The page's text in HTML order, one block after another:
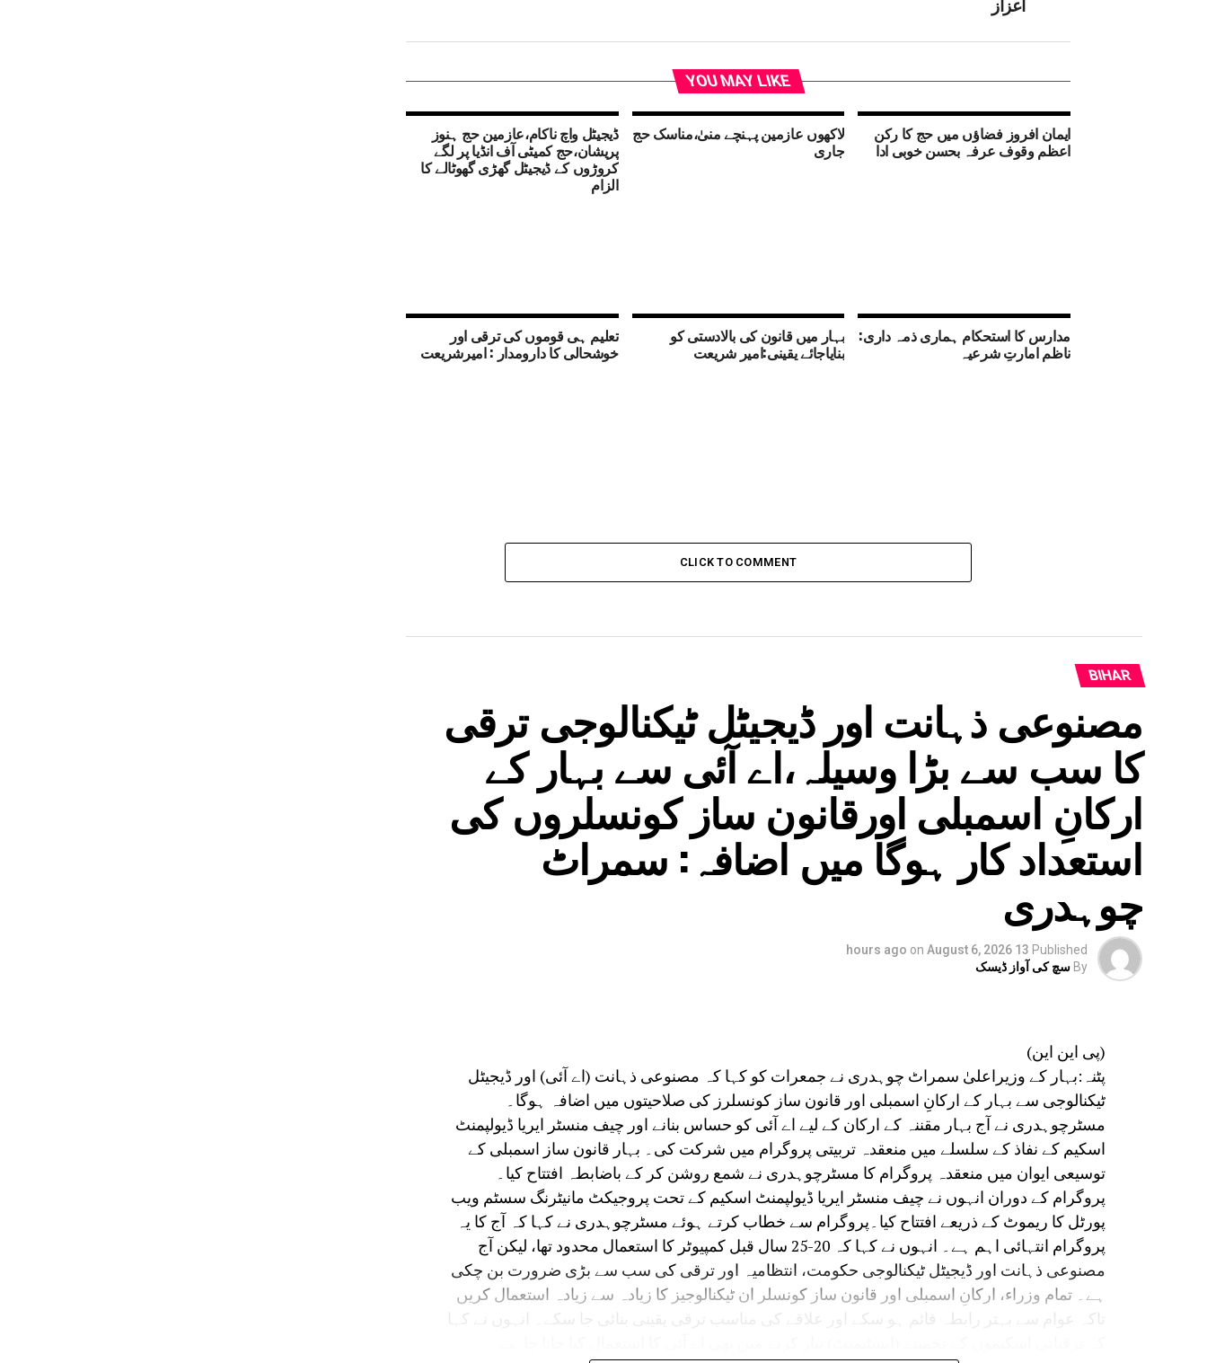
YOU MAY LIKE
ایمان افروز فضاؤں میں حج کا رکن
اعظم وقوف عرفہ بحسن خوبی ادا
لاکھوں عازمین پہنچے منیٰ،مناسک حج
جاری
ڈیجیٹل واچ ناکام،عازمین حج ہنوز
پریشان،حج کمیٹی آف انڈیا پر لگے
کروڑوں کے ڈیجیٹل گھڑی گھوٹالے کا
الزام
مدارس کا استحکام ہماری ذمہ داری:
ناظم امارتِ شرعیہ
بہار میں قانون کی بالادستی کو
بنایاجائے یقینی:امیر شریعت
تعلیم ہی قوموں کی ترقی اور
خوشحالی کا دارومدار : امیرشریعت
CLICK TO COMMENT
BIHAR
مصنوعی ذہانت اور ڈیجیٹل ٹیکنالوجی ترقی
کا سب سے بڑا وسیلہ،اے آئی سے بہار کے
ارکانِ اسمبلی اورقانون ساز کونسلروں کی
استعداد کار ہوگا میں اضافہ: سمراٹ
چوہدری
Published
13 hours ago
on August 6, 2026
By سچ کی آواز ڈیسک
(پی این این)
پٹنہ:بہار کے وزیراعلیٰ سمراٹ چوہدری نے جمعرات کو کہا کہ مصنوعی ذہانت (اے آئی) اور ڈیجیٹل
ٹیکنالوجی سے بہار کے ارکانِ اسمبلی اور قانون ساز کونسلرز کی صلاحیتوں میں اضافہ ہوگا۔
مسٹرچوہدری نے آج بہار مقننہ کے ارکان کے لیے اے آئی کو حساس بنانے اور چیف منسٹر ایریا ڈیولپمنٹ
اسکیم کے نفاذ کے سلسلے میں منعقدہ تربیتی پروگرام میں شرکت کی۔ بہار قانون ساز اسمبلی کے
توسیعی ایوان میں منعقدہ پروگرام کا مسٹرچوہدری نے شمع روشن کر کے باضابطہ افتتاح کیا۔
پروگرام کے دوران انہوں نے چیف منسٹر ایریا ڈیولپمنٹ اسکیم کے تحت پروجیکٹ مانیٹرنگ سسٹم ویب
پورٹل کا ریموٹ کے ذریعے افتتاح کیا۔پروگرام سے خطاب کرتے ہوئے مسٹرچوہدری نے کہا کہ آج کا یہ
پروگرام انتہائی اہم ہے۔ انہوں نے کہا کہ 20-25 سال قبل کمپیوٹر کا استعمال محدود تھا، لیکن آج
مصنوعی ذہانت اور ڈیجیٹل ٹیکنالوجی حکومت، انتظامیہ اور ترقی کی سب سے بڑی ضرورت بن چکی
ہے۔ تمام وزراء، ارکانِ اسمبلی اور قانون ساز کونسلر ان ٹیکنالوجیز کا زیادہ سے زیادہ استعمال کریں
تاکہ عوام سے بہتر رابطہ قائم ہو سکے اور علاقے کی مناسب ترقی یقینی بنائی جا سکے۔ انہوں نے کہا